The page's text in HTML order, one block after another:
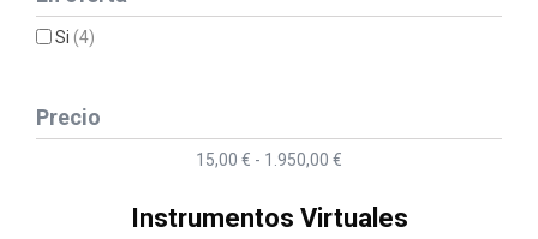
Si(4)
Precio
15,00 € - 1.950,00 €
Instrumentos Virtuales